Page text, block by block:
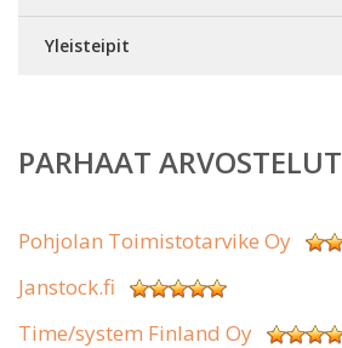
Yleisteipit
PARHAAT ARVOSTELUT
Pohjolan Toimistotarvike Oy
Janstock.fi
Time/system Finland Oy